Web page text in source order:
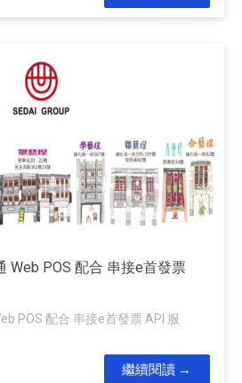
Web POS 配合 串接e首發票
POS 配合 串接e首發票 API 服
繼續閱讀